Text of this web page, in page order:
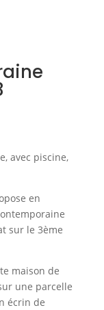
avec piscine,
en
sur le 3ème
maison de
une parcelle
écrin de